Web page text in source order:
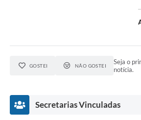
GOSTEI NÃO GOSTEI
Seja o
notícia.
Secretarias Vinculadas